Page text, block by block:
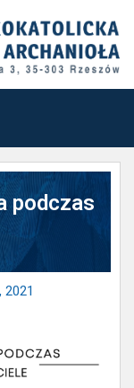
podczas
2021